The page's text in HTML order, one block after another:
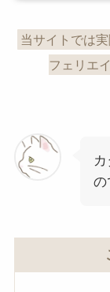
当サイトでは
フェリエ
の